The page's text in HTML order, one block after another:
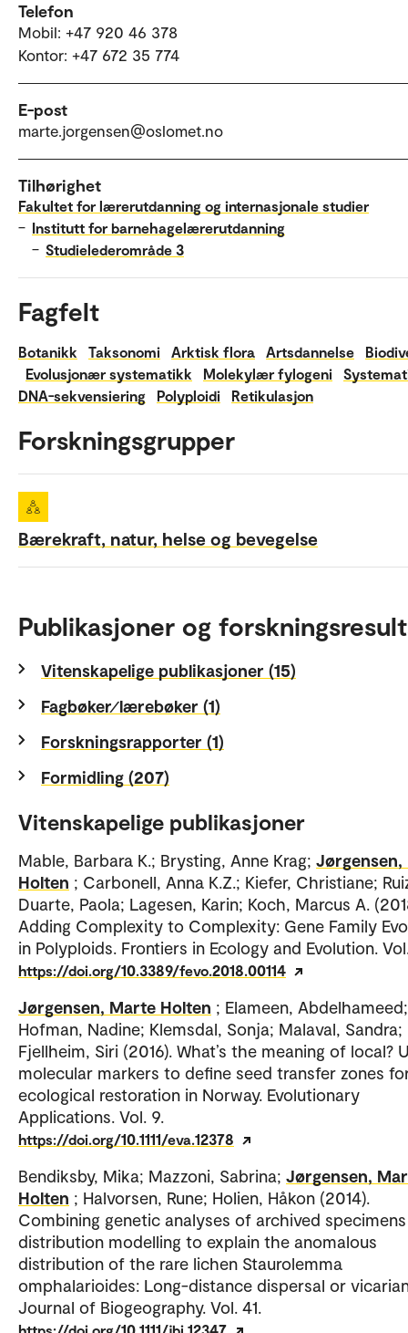
Telefon
Mobil: +47 920 46 378
Kontor: +47 672 35 774
E-post
marte.jorgensen@oslomet.no
Tilhørighet
Fakultet for lærerutdanning og internasjonale studier
– Institutt for barnehagelærerutdanning
– Studielederområde 3
Fagfelt
Botanikk Taksonomi Arktisk flora Artsdannelse
Evolusjonær systematikk
Molekylær fylogeni
DNA-sekvensiering
Polyploidi Retikulasjon
Forskningsgrupper
Bærekraft, natur, helse og bevegelse
Publikasjoner og
Vitenskapelige publikasjoner (15)
Fagbøker⁄lærebøker (1)
Forskningsrapporter (1)
Formidling (207)
Vitenskapelige publikasjoner
Mable, Barbara K.; Brysting, Anne Krag; Jørgensen,
Holten ; Carbonell, Anna K.Z.; Kiefer, Christiane;
Duarte, Paola; Lagesen, Karin; Koch, Marcus A.
Adding Complexity to Complexity: Gene Family
in Polyploids. Frontiers in Ecology and Evolution.
https://doi.org/10.3389/fevo.2018.00114
Jørgensen, Marte Holten ; Elameen, Abdelhameed;
Hofman, Nadine; Klemsdal, Sonja; Malaval, Sandra;
Fjellheim, Siri (2016). What’s the meaning of local?
molecular markers to define seed transfer zones
ecological restoration in Norway. Evolutionary
Applications. Vol. 9.
https://doi.org/10.1111/eva.12378
Bendiksby, Mika; Mazzoni, Sabrina; Jørgensen,
Holten ; Halvorsen, Rune; Holien, Håkon (2014).
Combining genetic analyses of archived
distribution modelling to explain the anomalous
distribution of the rare lichen Staurolemma
omphalarioides: Long-distance dispersal or
Journal of Biogeography. Vol. 41.